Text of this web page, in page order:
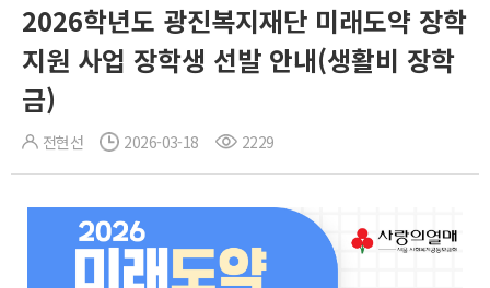
2026학년도 광진복지재단 미래도약 장학
지원 사업 장학생 선발 안내(생활비 장학
금)
전현선 2026-03-18 2229